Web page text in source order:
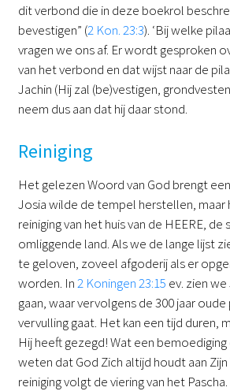
dit verbond die in deze boekrol
bevestigen” (2 Kon. 23:3). ‘Bij welke
vragen we ons af. Er wordt gesproken
van het verbond en dat wijst naar de
Jachin (Hij zal (be)vestigen,
neem dus aan dat hij daar stond.
Reiniging
Het gelezen Woord van God brengt
Josia wilde de tempel herstellen, maar
reiniging van het huis van de HEERE, de
omliggende land. Als we de lange lijst
te geloven, zoveel afgoderij als er
worden. In2 Koningen 23:15 ev. zien
gaan, waar vervolgens de 300 jaar
vervulling gaat. Het kan een tijd duren,
Hij heeft gezegd! Wat een
weten dat God Zich altijd houdt aan
reiniging volgt de viering van het